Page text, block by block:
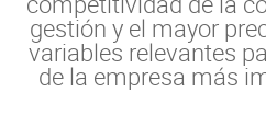
gestión y el mayor
variables relevantes
de la empresa más